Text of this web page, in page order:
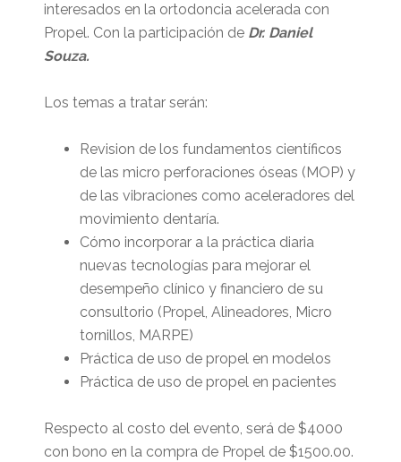
interesados en la ortodoncia acelerada con
Propel. Con la participación de Dr. Daniel
Souza.
Los temas a tratar serán:
Revision de los fundamentos científicos
de las micro perforaciones óseas (MOP) y
de las vibraciones como aceleradores del
movimiento dentaría.
Cómo incorporar a la práctica diaria
nuevas tecnologías para mejorar el
desempeño clínico y financiero de su
consultorio (Propel, Alineadores, Micro
tornillos, MARPE)
Práctica de uso de propel en modelos
Práctica de uso de propel en pacientes
Respecto al costo del evento, será de $4000
con bono en la compra de Propel de $1500.00.